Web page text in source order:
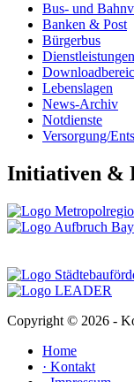
Bus- und
Banken & Post
Bürgerbus
Lebenslagen
News-Archiv
Notdienste
Versorgung/
Initiativen &
Copyright © 2026 -
Home
· Kontakt